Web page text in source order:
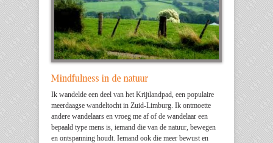
Ik wandelde een deel van het Krijtlandpad, een populaire
meerdaagse wandeltocht in Zuid-Limburg. Ik ontmoette
andere wandelaars en vroeg me af of de wandelaar een
bepaald type mens is, iemand die van de natuur, bewegen
en ontspanning houdt. Iemand ook die meer bewust en